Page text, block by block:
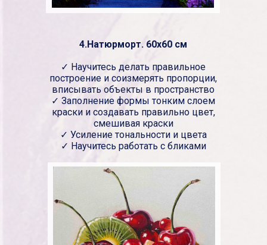
4.Натюрморт. 60х60 см
✓ Научитесь делать правильное
построение и соизмерять пропорции,
вписывать объекты в пространство
✓ Заполнение формы тонким слоем
краски и создавать правильно цвет,
смешивая краски
✓ Усиление тональности и цвета
✓ Научитесь работать с бликами